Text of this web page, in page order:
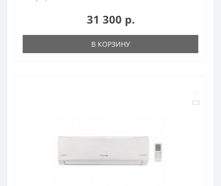
31 300 р.
В КОРЗИНУ